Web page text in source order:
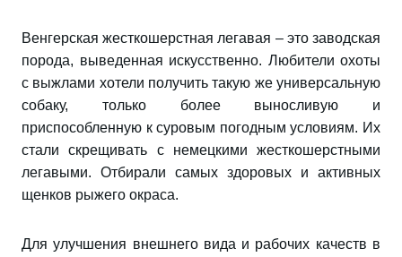
Венгерская жесткошерстная легавая – это заводская
порода, выведенная искусственно. Любители охоты
с выжлами хотели получить такую же универсальную
собаку, только более выносливую и
приспособленную к суровым погодным условиям. Их
стали скрещивать с немецкими жесткошерстными
легавыми. Отбирали самых здоровых и активных
щенков рыжего окраса.
Для улучшения внешнего вида и рабочих качеств в